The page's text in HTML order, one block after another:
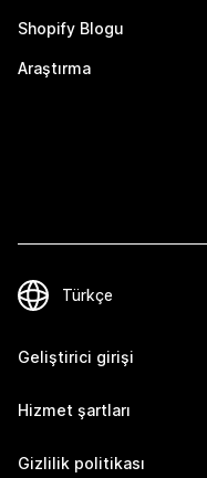
Shopify Blogu
Araştırma
Geliştirici girişi
Hizmet şartları
Gizlilik politikası